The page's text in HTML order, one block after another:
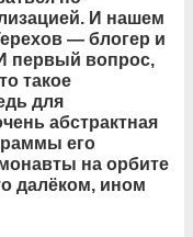
И нашем
— блогер и
первый вопрос,
такое
для
абстрактная
его
на орбите
далёком, ином